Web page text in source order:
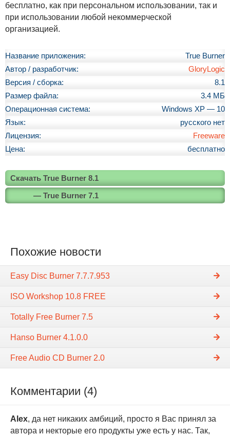
бесплатно, как при персональном использовании, так и
при использовании любой некоммерческой
организацией.
Название приложения:
True Burner
Автор / разработчик:
GloryLogic
Версия / сборка:
8.1
Размер файла:
3.4 МБ
Операционная система:
Windows XP — 10
Язык:
русского нет
Лицензия:
Freeware
Цена:
бесплатно
Скачать True Burner 8.1
— True Burner 7.1
Похожие новости
Easy Disc Burner 7.7.7.953
ISO Workshop 10.8 FREE
Totally Free Burner 7.5
Hanso Burner 4.1.0.0
Free Audio CD Burner 2.0
Комментарии (4)
Alex, да нет никаких амбиций, просто я Вас принял за
автора и некторые его продукты уже есть у нас. Так,